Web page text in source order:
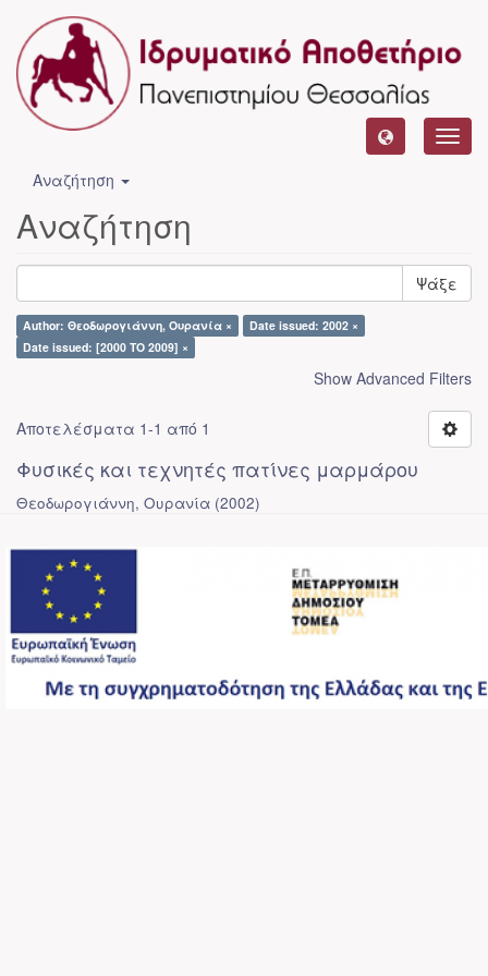
Αναζήτηση
Αναζήτηση
Ψάξε
Author: Θεοδωρογιάννη, Ουρανία ×
Date issued: 2002 ×
Date issued: [2000 TO 2009] ×
Show Advanced Filters
Αποτελέσματα 1-1 από 1
Φυσικές και τεχνητές πατίνες μαρμάρου
Θεοδωρογιάννη, Ουρανία (2002)